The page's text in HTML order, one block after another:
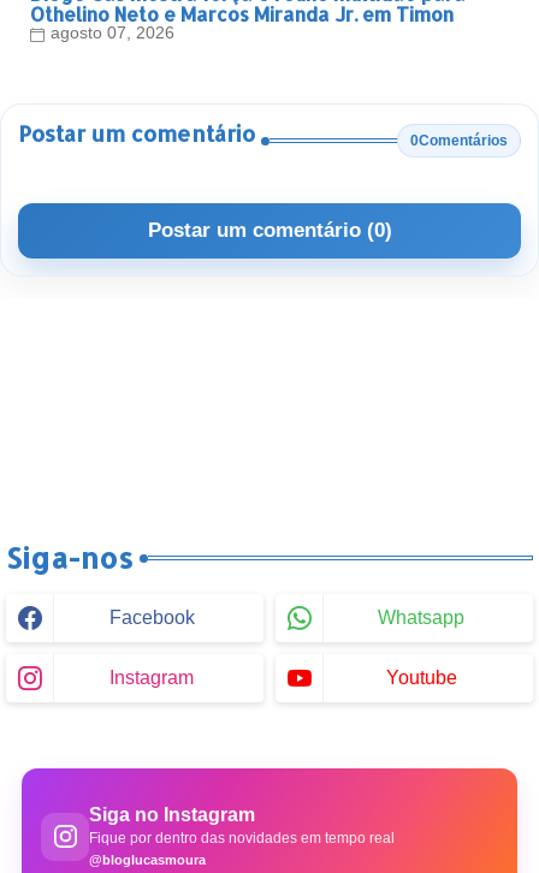
Othelino Neto e Marcos Miranda Jr. em Timon
agosto 07, 2026
Postar um comentário 0Comentários
Postar um comentário (0)
Siga-nos
Facebook Whatsapp
Instagram Youtube
Siga no Instagram
Fique por dentro das novidades em tempo real
@bloglucasmoura